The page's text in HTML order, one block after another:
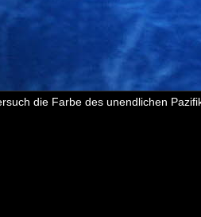
die Farbe des unendlichen